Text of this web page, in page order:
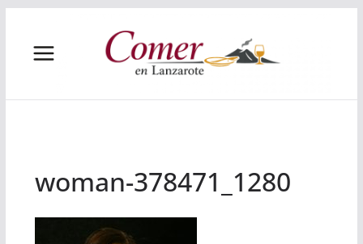
contenido
woman-378471_1280